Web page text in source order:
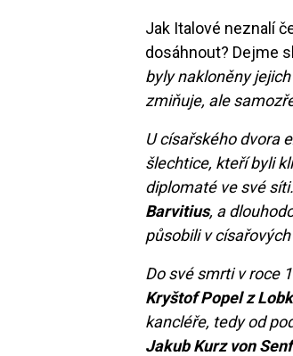
Jak Italové neznalí
dosáhnout? Dejme
byly nakloněny
zmiňuje, ale
U císařského dvora
šlechtice, kteří byli
diplomaté ve své
Barvitius, a
působili v
Do své smrti v roce
Kryštof Popel z
kancléře, tedy od
Jakub Kurz von